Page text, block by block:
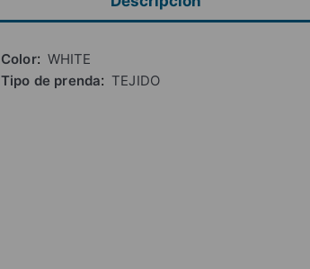
Color
WHITE
Tipo de prenda
TEJIDO